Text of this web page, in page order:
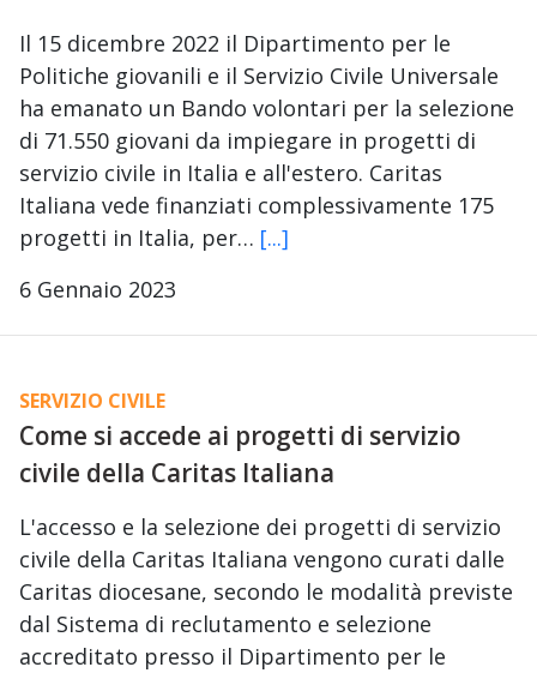
Il 15 dicembre 2022 il Dipartimento per le
Politiche giovanili e il Servizio Civile Universale
ha emanato un Bando volontari per la selezione
di 71.550 giovani da impiegare in progetti di
servizio civile in Italia e all'estero. Caritas
Italiana vede finanziati complessivamente 175
progetti in Italia, per… [...]
6 Gennaio 2023
SERVIZIO CIVILE
Come si accede ai progetti di servizio
civile della Caritas Italiana
L'accesso e la selezione dei progetti di servizio
civile della Caritas Italiana vengono curati dalle
Caritas diocesane, secondo le modalità previste
dal Sistema di reclutamento e selezione
accreditato presso il Dipartimento per le